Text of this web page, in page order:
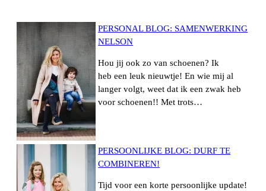
PERSONAL BLOG: SAMENWERKING
NELSON
Hou jij ook zo van schoenen? Ik
heb een leuk nieuwtje! En wie mij al
langer volgt, weet dat ik een zwak heb
voor schoenen!! Met trots…
PERSOONLIJKE BLOG: DURF TE
COMBINEREN!
Tijd voor een korte persoonlijke update!